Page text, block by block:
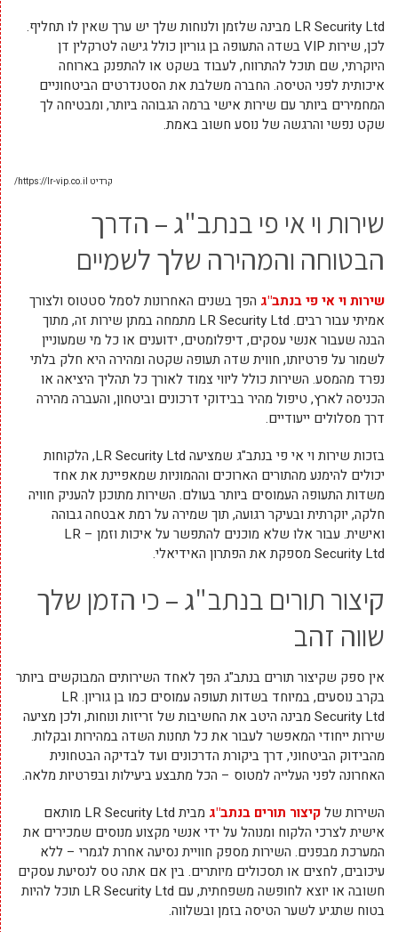
LR Security Ltd מבינה שלזמן ולנוחות שלך יש ערך שאין לו תחליף.
לכן, שירות VIP בשדה התעופה בן גוריון כולל גישה לטרקלין דן
היוקרתי, שם תוכל להתרווח, לעבוד בשקט או להתפנק בארוחה
איכותית לפני הטיסה. החברה משלבת את הסטנדרטים הביטחוניים
המחמירים ביותר עם שירות אישי ברמה הגבוהה ביותר, ומבטיחה לך
שקט נפשי והרגשה של נוסע חשוב באמת.
קרדיט https://lr-vip.co.il/
שירות וי אי פי בנתב"ג – הדרך
הבטוחה והמהירה שלך לשמיים
שירות וי אי פי בנתב"ג הפך בשנים האחרונות לסמל סטטוס ולצורך
אמיתי עבור רבים. LR Security Ltd מתמחה במתן שירות זה, מתוך
הבנה שעבור אנשי עסקים, דיפלומטים, ידוענים או כל מי שמעוניין
לשמור על פרטיותו, חווית שדה תעופה שקטה ומהירה היא חלק בלתי
נפרד מהמסע. השירות כולל ליווי צמוד לאורך כל תהליך היציאה או
הכניסה לארץ, טיפול מהיר בבידוקי דרכונים וביטחון, והעברה מהירה
דרך מסלולים ייעודיים.
בזכות שירות וי אי פי בנתב"ג שמציעה LR Security Ltd, הלקוחות
יכולים להימנע מהתורים הארוכים וההמוניות שמאפיינת את אחד
משדות התעופה העמוסים ביותר בעולם. השירות מתוכנן להעניק חוויה
חלקה, יוקרתית ובעיקר רגועה, תוך שמירה על רמת אבטחה גבוהה
ואישית. עבור אלו שלא מוכנים להתפשר על איכות וזמן – LR
Security Ltd מספקת את הפתרון האידיאלי.
קיצור תורים בנתב"ג – כי הזמן שלך
שווה זהב
אין ספק שקיצור תורים בנתב"ג הפך לאחד השירותים המבוקשים ביותר
בקרב נוסעים, במיוחד בשדות תעופה עמוסים כמו בן גוריון. LR
Security Ltd מבינה היטב את החשיבות של זריזות ונוחות, ולכן מציעה
שירות ייחודי המאפשר לעבור את כל תחנות השדה במהירות ובקלות.
מהבידוק הביטחוני, דרך ביקורת הדרכונים ועד לבדיקה הבטחונית
האחרונה לפני העלייה למטוס – הכל מתבצע ביעילות ובפרטיות מלאה.
השירות שלקיצור תורים בנתב"ג
מבית LR Security Ltd מותאם
אישית לצרכי הלקוח ומנוהל על ידי אנשי מקצוע מנוסים שמכירים את
המערכת מבפנים. השירות מספק חוויית נסיעה אחרת לגמרי – ללא
עיכובים, לחצים או תסכולים מיותרים. בין אם אתה טס לנסיעת עסקים
חשובה או יוצא לחופשה משפחתית, עם LR Security Ltd תוכל להיות
בטוח שתגיע לשער הטיסה בזמן ובשלווה.